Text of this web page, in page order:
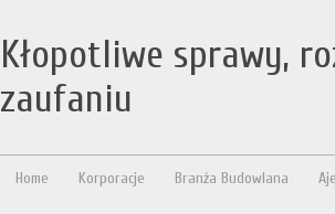
Kłopotliwe sprawy,
zaufaniu
Home Korporacje Branża Budowlana